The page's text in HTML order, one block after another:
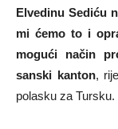
Elvedinu Sediću
mi ćemo to i
mogući način
sanski kanton,
polasku za Tursku.